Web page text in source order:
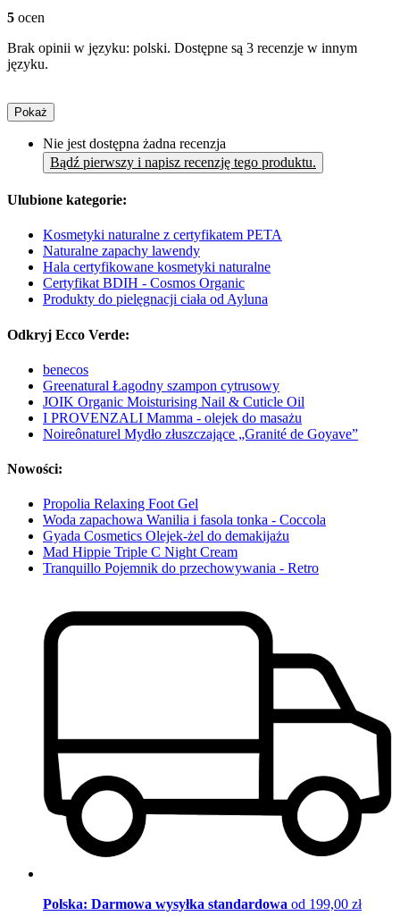
5 ocen
Brak opinii w języku: polski. Dostępne są 3 recenzje w innym
języku.
Pokaż
Nie jest dostępna żadna recenzja
Bądź pierwszy i napisz recenzję tego produktu.
Ulubione kategorie:
Kosmetyki naturalne z certyfikatem PETA
Naturalne zapachy lawendy
Hala certyfikowane kosmetyki naturalne
Certyfikat BDIH - Cosmos Organic
Produkty do pielęgnacji ciała od Ayluna
Odkryj Ecco Verde:
benecos
Greenatural Łagodny szampon cytrusowy
JOIK Organic Moisturising Nail & Cuticle Oil
I PROVENZALI Mamma - olejek do masażu
Noireônaturel Mydło złuszczające „Granité de Goyave”
Nowości:
Propolia Relaxing Foot Gel
Woda zapachowa Wanilia i fasola tonka - Coccola
Gyada Cosmetics Olejek-żel do demakijażu
Mad Hippie Triple C Night Cream
Tranquillo Pojemnik do przechowywania - Retro
Polska: Darmowa wysyłka standardowa od 199,00 zł